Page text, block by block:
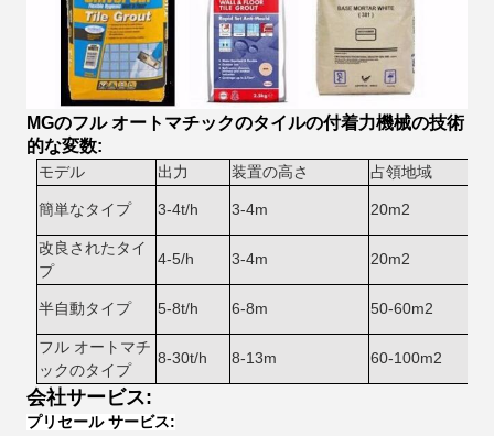
MGのフル オートマチックのタイルの付着力機械の技術
的な変数:
モデル 出力 装置の高さ 占領地域
簡単なタイプ 3-4t/h 3-4m 20m2
改良されたタイ
プ
4-5/h 3-4m 20m2
半自動タイプ 5-8t/h 6-8m 50-60m2
フル オートマチ
ックのタイプ
8-30t/h 8-13m 60-100m2
会社サービス:
プリセール サービス: